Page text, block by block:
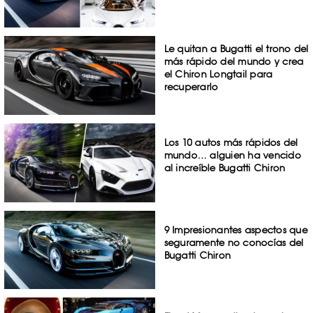
Le quitan a Bugatti el trono del
más rápido del mundo y crea
el Chiron Longtail para
recuperarlo
Los 10 autos más rápidos del
mundo… alguien ha vencido
al increíble Bugatti Chiron
9 Impresionantes aspectos que
seguramente no conocías del
Bugatti Chiron